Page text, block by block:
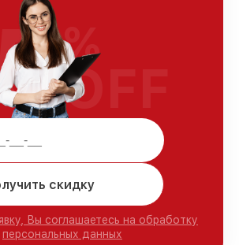
скидку
Вы соглашаетесь на обработку
персональных данных
%
OFF